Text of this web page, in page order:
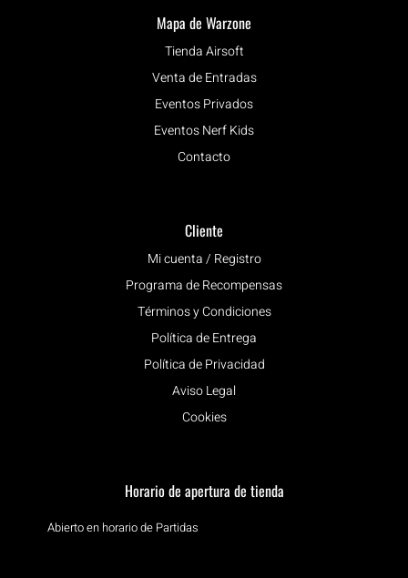
Mapa de Warzone
Tienda Airsoft
Venta de Entradas
Eventos Privados
Eventos Nerf Kids
Contacto
Cliente
Mi cuenta / Registro
Programa de Recompensas
Términos y Condiciones
Política de Entrega
Política de Privacidad
Aviso Legal
Cookies
Horario de apertura de tienda
Abierto en horario de Partidas